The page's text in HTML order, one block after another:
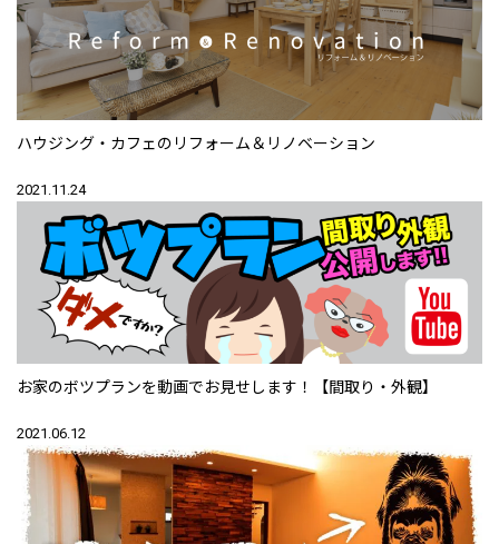
ハウジング・カフェのリフォーム＆リノベーション
2021.11.24
お家のボツプランを動画でお見せします！【間取り・外観】
2021.06.12